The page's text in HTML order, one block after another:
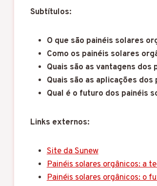
Subtítulos:
O que são painéis solares
Como os painéis solares
Quais são as vantagens
Quais são as aplicações
Qual é o futuro dos painéis
Links externos:
Site da Sunew
Painéis solares orgânicos: a
Painéis solares orgânicos: o